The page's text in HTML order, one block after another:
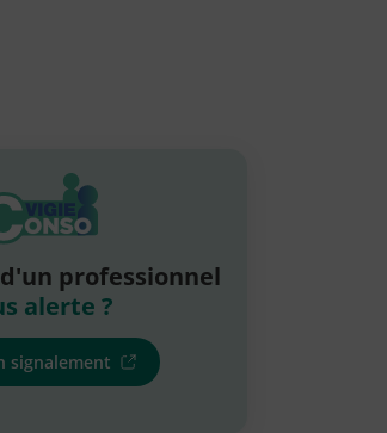
professionnel
alerte ?
signalement